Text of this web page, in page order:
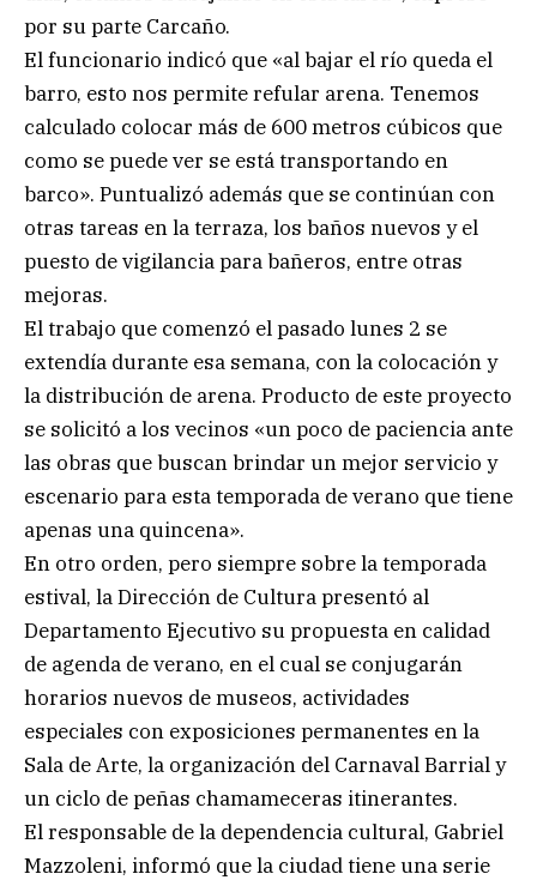
por su parte Carcaño.
El funcionario indicó que «al bajar el río queda el
barro, esto nos permite refular arena. Tenemos
calculado colocar más de 600 metros cúbicos que
como se puede ver se está transportando en
barco». Puntualizó además que se continúan con
otras tareas en la terraza, los baños nuevos y el
puesto de vigilancia para bañeros, entre otras
mejoras.
El trabajo que comenzó el pasado lunes 2 se
extendía durante esa semana, con la colocación y
la distribución de arena. Producto de este proyecto
se solicitó a los vecinos «un poco de paciencia ante
las obras que buscan brindar un mejor servicio y
escenario para esta temporada de verano que tiene
apenas una quincena».
En otro orden, pero siempre sobre la temporada
estival, la Dirección de Cultura presentó al
Departamento Ejecutivo su propuesta en calidad
de agenda de verano, en el cual se conjugarán
horarios nuevos de museos, actividades
especiales con exposiciones permanentes en la
Sala de Arte, la organización del Carnaval Barrial y
un ciclo de peñas chamameceras itinerantes.
El responsable de la dependencia cultural, Gabriel
Mazzoleni, informó que la ciudad tiene una serie